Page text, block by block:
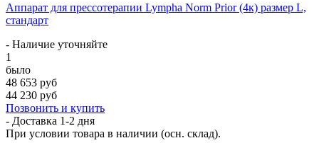
Аппарат для прессотерапии Lympha Norm Prior (4к) размер L,
стандарт
- Наличие уточняйте
1
было
48 653 руб
44 230 руб
Позвонить и купить
- Доставка 1-2 дня
При условии товара в наличии (осн. склад).